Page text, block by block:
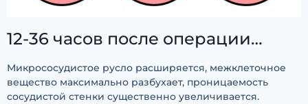
12-36 часов после операции…
Микрососудистое русло расширяется, межклеточное
вещество максимально разбухает, проницаемость
сосудистой стенки существенно увеличивается.